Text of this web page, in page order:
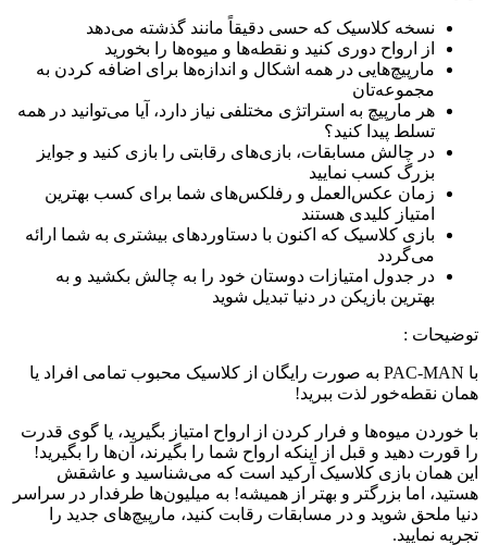
نسخه کلاسیک که حسی دقیقاً مانند گذشته می‌دهد
از ارواح دوری کنید و نقطه‌ها و میوه‌ها را بخورید
مارپیچ‌هایی در همه اشکال و اندازه‌ها برای اضافه کردن به
مجموعه‌تان
هر مارپیچ به استراتژی مختلفی نیاز دارد، آیا می‌توانید در همه
تسلط پیدا کنید؟
در چالش مسابقات، بازی‌های رقابتی را بازی کنید و جوایز
بزرگ کسب نمایید
زمان عکس‌العمل و رفلکس‌های شما برای کسب بهترین
امتیاز کلیدی هستند
بازی کلاسیک که اکنون با دستاوردهای بیشتری به شما ارائه
می‌گردد
در جدول امتیازات دوستان خود را به چالش بکشید و به
بهترین بازیکن در دنیا تبدیل شوید
توضیحات :
با PAC-MAN به صورت رایگان از کلاسیک محبوب تمامی افراد یا
همان نقطه‌خور لذت ببرید!
با خوردن میوه‌ها و فرار کردن از ارواح امتیاز بگیرید، یا گوی قدرت
را قورت دهید و قبل از اینکه ارواح شما را بگیرند، آن‌ها را بگیرید!
این همان بازی کلاسیک آرکید است که می‌شناسید و عاشقش
هستید، اما بزرگتر و بهتر از همیشه! به میلیون‌ها طرفدار در سراسر
دنیا ملحق شوید و در مسابقات رقابت کنید، مارپیچ‌های جدید را
تجریه نمایید.